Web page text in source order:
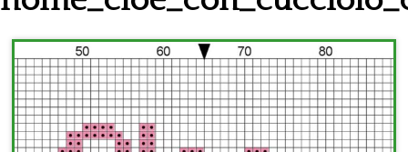
Alfabeto
Bambini
Disney
Thun